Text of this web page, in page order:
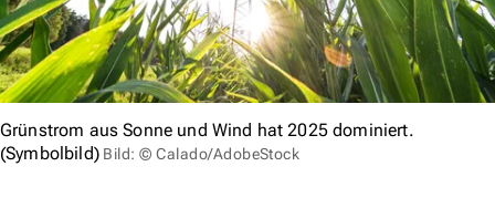
Grünstrom aus Sonne und Wind hat 2025 dominiert.
(Symbolbild) Bild: © Calado/AdobeStock